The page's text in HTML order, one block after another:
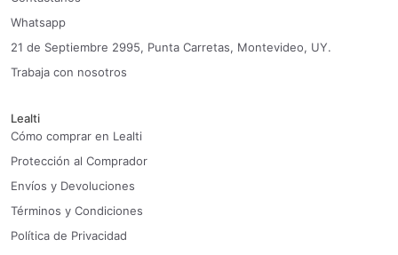
Whatsapp
21 de Septiembre 2995, Punta Carretas, Montevideo, UY.
Trabaja con nosotros
Lealti
Cómo comprar en Lealti
Protección al Comprador
Envíos y Devoluciones
Términos y Condiciones
Política de Privacidad